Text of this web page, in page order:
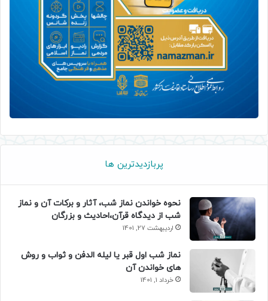
پربازدیدترین ها
نحوه خواندن نماز شب، آثار و برکات آن و نماز
شب از دیدگاه قرآن،احادیث و بزرگان
اردیبهشت 27, 1401
نماز شب اول قبر یا لیله الدفن و ثواب و روش
های خواندن آن
خرداد 1, 1401